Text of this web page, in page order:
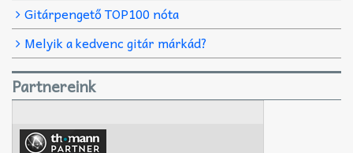
Gitárpengető TOP100 nóta
Melyik a kedvenc gitár márkád?
Partnereink